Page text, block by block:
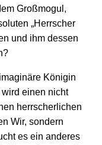
Großmogul,
„Herrscher
und ihm dessen
Königin
einen nicht
herrscherlichen
Wir, sondern
es ein anderes